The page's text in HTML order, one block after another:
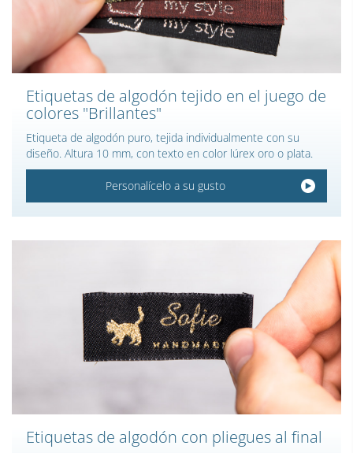
Etiquetas de algodón tejido en el juego de
colores "Brillantes"
Etiqueta de algodón puro, tejida individualmente con su
diseño. Altura 10 mm, con texto en color lúrex oro o plata.
Personalícelo a su gusto
Etiquetas de algodón con pliegues al final